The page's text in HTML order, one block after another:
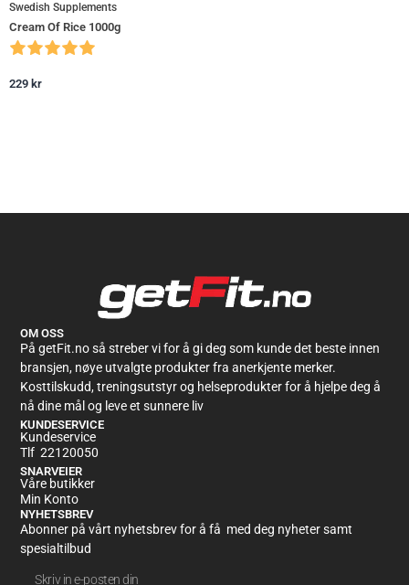
Swedish Supplements
Cream Of Rice 1000g
229 kr
OM OSS
På getFit.no så streber vi for å gi deg som kunde det beste innen
bransjen, nøye utvalgte produkter fra anerkjente merker.
Kosttilskudd, treningsutstyr og helseprodukter for å hjelpe deg å
nå dine mål og leve et sunnere liv
KUNDESERVICE
Kundeservice
Tlf 22120050
SNARVEIER
Våre butikker
Min Konto
NYHETSBREV
Abonner på vårt nyhetsbrev for å få med deg nyheter samt
spesialtilbud